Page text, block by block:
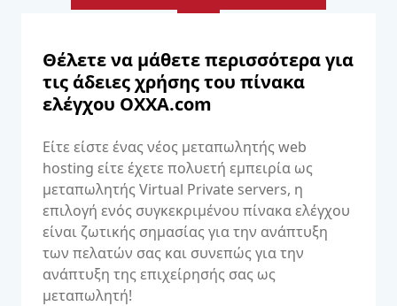
Θέλετε να μάθετε περισσότερα για
τις άδειες χρήσης του πίνακα
ελέγχου OXXA.com
Είτε είστε ένας νέος μεταπωλητής web
hosting είτε έχετε πολυετή εμπειρία ως
μεταπωλητής Virtual Private servers, η
επιλογή ενός συγκεκριμένου πίνακα ελέγχου
είναι ζωτικής σημασίας για την ανάπτυξη
των πελατών σας και συνεπώς για την
ανάπτυξη της επιχείρησής σας ως
μεταπωλητή!